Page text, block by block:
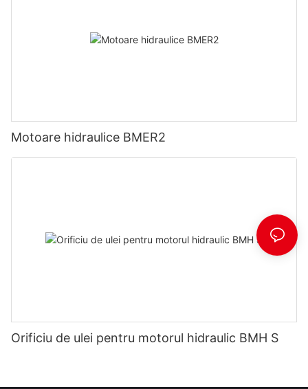
Motoare hidraulice BMER2
Orificiu de ulei pentru motorul hidraulic BMH S